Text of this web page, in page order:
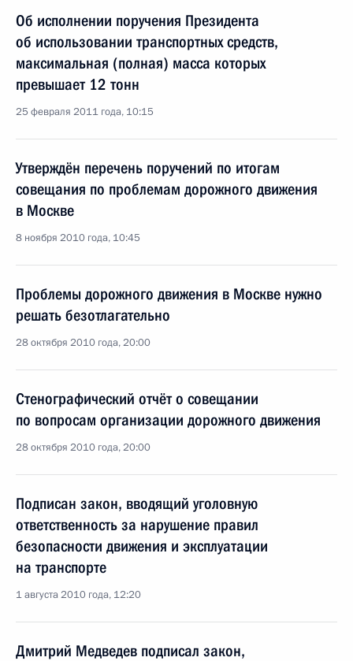
Об исполнении поручения Президента
об использовании транспортных средств,
максимальная (полная) масса которых
превышает 12 тонн
25 февраля 2011 года, 10:15
Утверждён перечень поручений по итогам
совещания по проблемам дорожного движения
в Москве
8 ноября 2010 года, 10:45
Проблемы дорожного движения в Москве нужно
решать безотлагательно
28 октября 2010 года, 20:00
Стенографический отчёт о совещании
по вопросам организации дорожного движения
28 октября 2010 года, 20:00
Подписан закон, вводящий уголовную
ответственность за нарушение правил
безопасности движения и эксплуатации
на транспорте
1 августа 2010 года, 12:20
Дмитрий Медведев подписал закон,